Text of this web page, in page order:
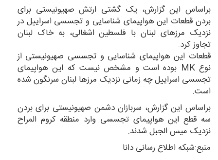
براساس این گزارش، یک گشتی ارتش صهیونیستی برای
بردن قطعات این هواپیمای شناسایی و تجسسی اسراییل در
نزدیک مرزهای لبنان با فلسطین اشغالی، به خاک لبنان
تجاوز کرد.
قطعات این هواپیمای شناسایی و تجسسی صهیونیستی از
نوع MK بوده است و مشخص نیست که این هواپیمای
تجسسی اسراییل چه زمانی نزدیک مرزها لبنان سرنگون شده
است.
براساس این گزارش، سربازان دشمن صهیونیستی برای بردن
سه قطع این هواپیمای تجسسی وارد منطقه کروم المراح
نزدیک میس الجبل شدند.
منبع:شبکه اطلاع رسانی دانا